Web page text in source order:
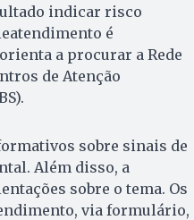
indicar risco
é
a procurar a Rede
de Atenção
sobre sinais de
Além disso, a
sobre o tema. Os
via formulário,